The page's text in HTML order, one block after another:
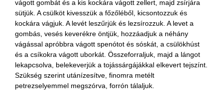
vágott gombát és a kis kockára vágott zellert, majd zsírjára
sütjük. A csülköt kivesszük a főzőléből, kicsontozzuk és
kockára vágjuk. A levét leszűrjük és lezsírozzuk. A levet a
gombás, vesés keverékre öntjük, hozzáadjuk a néhány
vágással apróbbra vágott spenótot és sóskát, a csülökhúst
és a csíkokra vágott uborkát. Összeforraljuk, majd a lángot
lekapcsolva, belekeverjük a tojássárgájákkal elkevert tejszínt.
Szükség szerint utánízesítve, finomra metélt
petrezselyemmel megszórva, forrón tálaljuk.